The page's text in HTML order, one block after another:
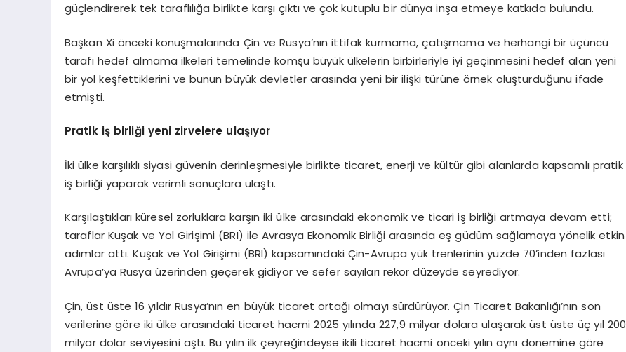
güçlendirerek tek taraflılığa birlikte karşı çıktı ve çok kutuplu bir dünya inşa etmeye katkıda bulundu.
Başkan Xi önceki konuşmalarında Çin ve Rusya’nın ittifak kurmama, çatışmama ve herhangi bir üçüncü
tarafı hedef almama ilkeleri temelinde komşu büyük ülkelerin birbirleriyle iyi geçinmesini hedef alan yeni
bir yol keşfettiklerini ve bunun büyük devletler arasında yeni bir ilişki türüne örnek oluşturduğunu ifade
etmişti.
Pratik iş birliği yeni zirvelere ulaşıyor
İki ülke karşılıklı siyasi güvenin derinleşmesiyle birlikte ticaret, enerji ve kültür gibi alanlarda kapsamlı pratik
iş birliği yaparak verimli sonuçlara ulaştı.
Karşılaştıkları küresel zorluklara karşın iki ülke arasındaki ekonomik ve ticari iş birliği artmaya devam etti;
taraflar Kuşak ve Yol Girişimi (BRI) ile Avrasya Ekonomik Birliği arasında eş güdüm sağlamaya yönelik etkin
adımlar attı. Kuşak ve Yol Girişimi (BRI) kapsamındaki Çin-Avrupa yük trenlerinin yüzde 70’inden fazlası
Avrupa’ya Rusya üzerinden geçerek gidiyor ve sefer sayıları rekor düzeyde seyrediyor.
Çin, üst üste 16 yıldır Rusya’nın en büyük ticaret ortağı olmayı sürdürüyor. Çin Ticaret Bakanlığı’nın son
verilerine göre iki ülke arasındaki ticaret hacmi 2025 yılında 227,9 milyar dolara ulaşarak üst üste üç yıl 200
milyar dolar seviyesini aştı. Bu yılın ilk çeyreğindeyse ikili ticaret hacmi önceki yılın aynı dönemine göre